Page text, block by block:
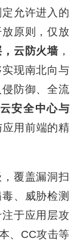
允许进入的
原则，仅放
云防火墙 ，
现南北向与
防御、全流
安全中心与
用前端的精
覆盖漏洞扫
、威胁检测
于应用层攻
、CC攻击等